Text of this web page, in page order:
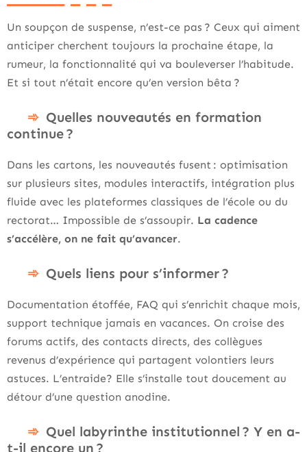
Un soupçon de suspense, n’est-ce pas ? Ceux qui aiment
anticiper cherchent toujours la prochaine étape, la
rumeur, la fonctionnalité qui va bouleverser l’habitude.
Et si tout n’était encore qu’en version bêta ?
Quelles nouveautés en formation
continue ?
Dans les cartons, les nouveautés fusent : optimisation
sur plusieurs sites, modules interactifs, intégration plus
fluide avec les plateformes classiques de l’école ou du
rectorat… Impossible de s’assoupir. La cadence
s’accélère, on ne fait qu’avancer.
Quels liens pour s’informer ?
Documentation étoffée, FAQ qui s’enrichit chaque mois,
support technique jamais en vacances. On croise des
forums actifs, des contacts directs, des collègues
revenus d’expérience qui partagent volontiers leurs
astuces. L’entraide? Elle s’installe tout doucement au
détour d’une question anodine.
Quel labyrinthe institutionnel ? Y en a-
t-il encore un ?